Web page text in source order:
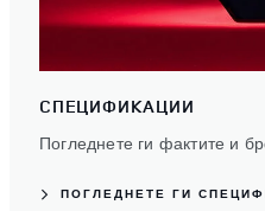
СПЕЦИФИКАЦИИ
Погледнете ги фактите и
ПОГЛЕДНЕТЕ ГИ